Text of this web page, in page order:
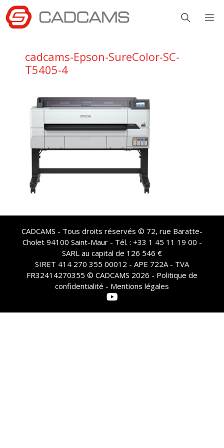
Aller
au
contenu
cadcams-Epson-SureColor-SC-
T5405-4
CADCAMS - Tous droits réservés © 72, rue Baratte-
Cholet 94100 Saint-Maur - Tél. : +33 1 45 11 19 00 -
SARL au capital de 126 546 €
SIRET 414 270 355 00012 - APE 722A - TVA
FR32414270355 © CADCAMS 2026 - Politique de
confidentialité - Mentions légales